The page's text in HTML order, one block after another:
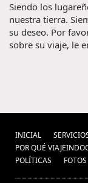
Siendo los
nuestra tierra.
su deseo. Por
sobre su viaje, le
INICIAL
POR QUÉ
POLÍ­TICAS
FOTOS